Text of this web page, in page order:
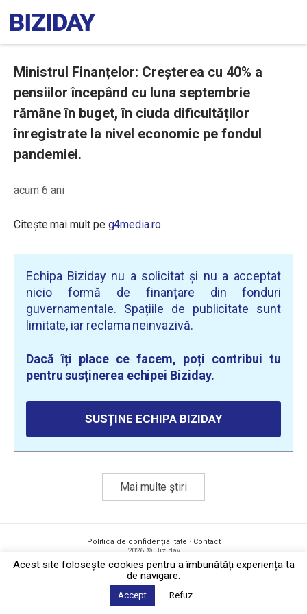
Ministrul Finanțelor: Creșterea cu 40% a
pensiilor începând cu luna septembrie
rămâne în buget, în ciuda dificultăților
înregistrate la nivel economic pe fondul
pandemiei.
acum 6 ani
Citește mai mult pe g4media.ro
Echipa Biziday nu a solicitat și nu a acceptat
nicio formă de finanțare din fonduri
guvernamentale. Spațiile de publicitate sunt
limitate, iar reclama neinvazivă.
Dacă îți place ce facem, poți contribui tu
pentru susținerea echipei Biziday.
SUSȚINE ECHIPA BIZIDAY
Mai multe știri
Politica de confidențialitate · Contact
2026 © Biziday
Acest site foloseşte cookies pentru a îmbunătăți experiența ta
de navigare.
Accept Refuz